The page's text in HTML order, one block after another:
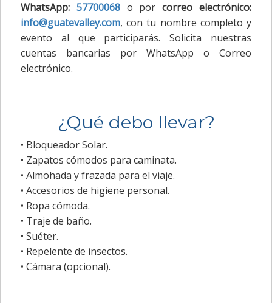
WhatsApp: 57700068o porcorreo electrónico:
info@guatevalley.com, con tu nombre completo y
evento al que participarás. Solicita nuestras
cuentas bancarias por WhatsApp o Correo
electrónico.
¿Qué debo llevar?
• Bloqueador Solar.
• Zapatos cómodos para caminata.
• Almohada y frazada para el viaje.
• Accesorios de higiene personal.
• Ropa cómoda.
• Traje de baño.
• Suéter.
• Repelente de insectos.
• Cámara (opcional).